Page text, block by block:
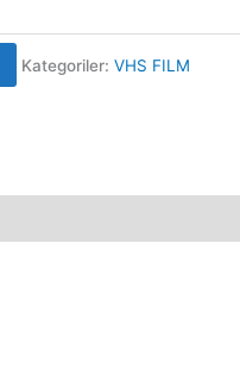
Kategoriler: VHS FILM